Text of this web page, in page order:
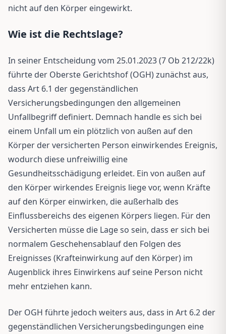
nicht auf den Körper eingewirkt.
Wie ist die Rechtslage?
In seiner Entscheidung vom 25.01.2023 (7 Ob 212/22k)
führte der Oberste Gerichtshof (OGH) zunächst aus,
dass Art 6.1 der gegenständlichen
Versicherungsbedingungen den allgemeinen
Unfallbegriff definiert. Demnach handle es sich bei
einem Unfall um ein plötzlich von außen auf den
Körper der versicherten Person einwirkendes Ereignis,
wodurch diese unfreiwillig eine
Gesundheitsschädigung erleidet. Ein von außen auf
den Körper wirkendes Ereignis liege vor, wenn Kräfte
auf den Körper einwirken, die außerhalb des
Einflussbereichs des eigenen Körpers liegen. Für den
Versicherten müsse die Lage so sein, dass er sich bei
normalem Geschehensablauf den Folgen des
Ereignisses (Krafteinwirkung auf den Körper) im
Augenblick ihres Einwirkens auf seine Person nicht
mehr entziehen kann.
Der OGH führte jedoch weiters aus, dass in Art 6.2 der
gegenständlichen Versicherungsbedingungen eine